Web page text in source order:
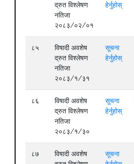
द्रुत विश्लेषण
नतिजा
२०८३/०२/०१
हेर्नुहोस्
८५
विषादी अवशेष
द्रुत विश्लेषण
नतिजा
२०८३/१/३१
सूचना
हेर्नुहोस्
८६
विषादी अवशेष
द्रुत विश्लेषण
नतिजा
२०८३/१/३०
सूचना
हेर्नुहोस्
८७
विषादी अवशेष
सूचना